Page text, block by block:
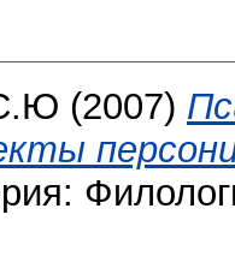
(2007)